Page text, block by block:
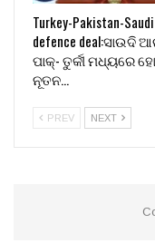
Turkey-Pakistan-Saudi
defence deal:ସାଉଦି
ପାକ୍- ତୁର୍କୀ ମଧ୍ୟରେ
ନୂତନ…
PREV NEXT